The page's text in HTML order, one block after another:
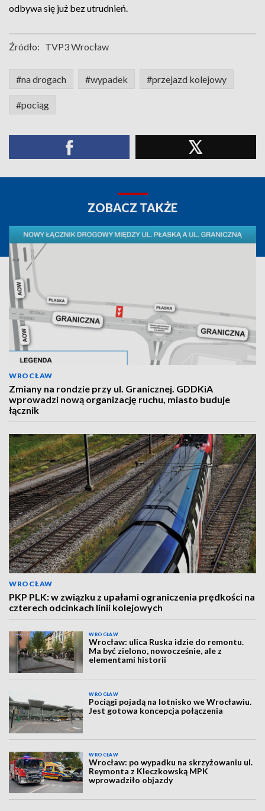
odbywa się już bez utrudnień.
Źródło: TVP3 Wrocław
#na drogach #wypadek #przejazd kolejowy
#pociąg
ZOBACZ TAKŻE
WROCŁAW
Zmiany na rondzie przy ul. Granicznej. GDDKiA
wprowadzi nową organizację ruchu, miasto buduje
łącznik
WROCŁAW
PKP PLK: w związku z upałami ograniczenia prędkości na
czterech odcinkach linii kolejowych
WROCŁAW
Wrocław: ulica Ruska idzie do remontu.
Ma być zielono, nowocześnie, ale z
elementami historii
WROCŁAW
Pociągi pojadą na lotnisko we Wrocławiu.
Jest gotowa koncepcja połączenia
WROCŁAW
Wrocław: po wypadku na skrzyżowaniu ul.
Reymonta z Kleczkowską MPK
wprowadziło objazdy